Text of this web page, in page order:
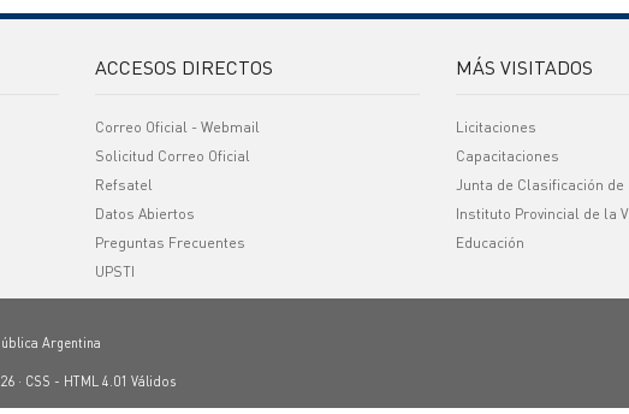
ACCESOS DIRECTOS
Correo Oficial - Webmail
Solicitud Correo Oficial
Refsatel
Datos Abiertos
Preguntas Frecuentes
UPSTI
MÁS VISITADOS
Licitaciones
Capacitaciones
Junta de Clasificación de
Instituto Provincial de la
Educación
Argentina
· CSS - HTML 4.01 Válidos